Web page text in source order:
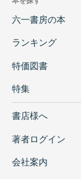
六一書房の本
ランキング
特価図書
特集
書店様へ
著者ログイン
会社案内